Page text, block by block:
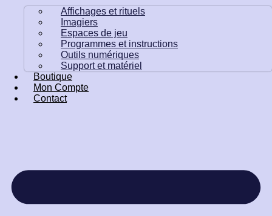
Affichages et rituels
Imagiers
Espaces de jeu
Programmes et instructions
Outils numériques
Support et matériel
Boutique
Mon Compte
Contact